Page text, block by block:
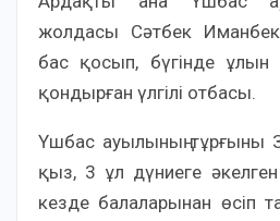
жолдасы Сәтбек
бас қосып, бүгінде
қондырған үлгілі отбасы.
Үшбас ауылының тұрғыны
қыз, 3 ұл дүниеге
кезде балаларынан өсіп